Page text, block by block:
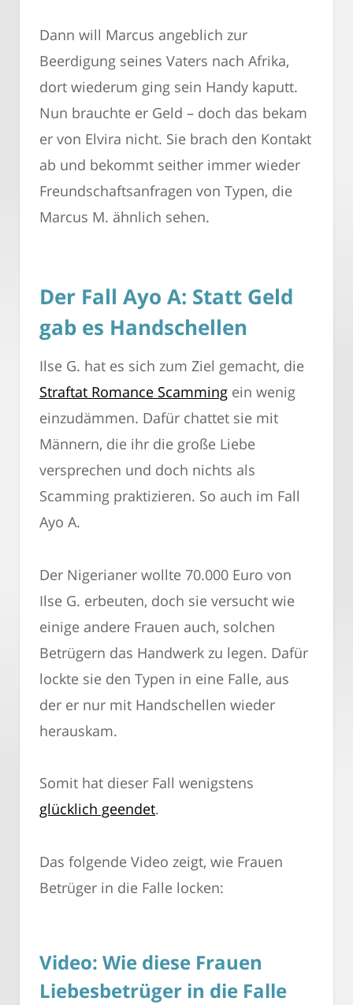
Dann will Marcus angeblich zur
Beerdigung seines Vaters nach Afrika,
dort wiederum ging sein Handy kaputt.
Nun brauchte er Geld – doch das bekam
er von Elvira nicht. Sie brach den Kontakt
ab und bekommt seither immer wieder
Freundschaftsanfragen von Typen, die
Marcus M. ähnlich sehen.
Der Fall Ayo A: Statt Geld
gab es Handschellen
Ilse G. hat es sich zum Ziel gemacht, die
Straftat Romance Scamming ein wenig
einzudämmen. Dafür chattet sie mit
Männern, die ihr die große Liebe
versprechen und doch nichts als
Scamming praktizieren. So auch im Fall
Ayo A.
Der Nigerianer wollte 70.000 Euro von
Ilse G. erbeuten, doch sie versucht wie
einige andere Frauen auch, solchen
Betrügern das Handwerk zu legen. Dafür
lockte sie den Typen in eine Falle, aus
der er nur mit Handschellen wieder
herauskam.
Somit hat dieser Fall wenigstens
glücklich geendet.
Das folgende Video zeigt, wie Frauen
Betrüger in die Falle locken:
Video: Wie diese Frauen
Liebesbetrüger in die Falle